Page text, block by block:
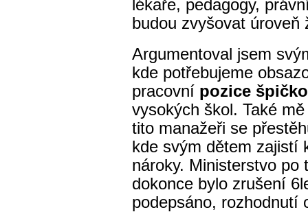
lékaře, pedagogy,
budou zvyšovat
Argumentoval jsem
kde potřebujeme
pracovní pozice
vysokých škol. Také
tito manažeři se
kde svým dětem zajistí
nároky. Ministerstvo po
dokonce bylo zrušení
podepsáno, rozhodnutí